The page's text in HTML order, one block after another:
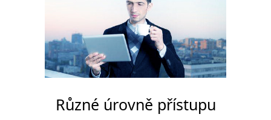
Různé úrovně přístupu